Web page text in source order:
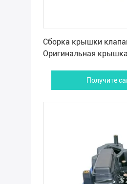
Сборка крышки
Оригинальная
Получите